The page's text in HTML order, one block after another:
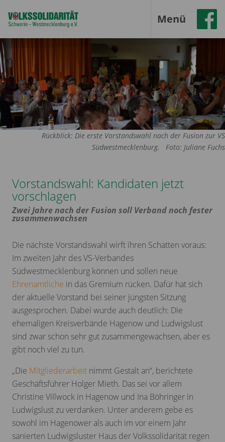
Menü
Rückblick: Die erste Vorstandswahl nach der Fusion zur VS
Südwestmecklenburg.
Foto: Juliane Fuchs
Vorstandswahl: Kandidaten jetzt
vorschlagen
Zwei Jahre nach der Fusion soll Verband noch fester
zusammenwachsen
Die nächste Vorstandswahl wirft ihren Schatten voraus:
Im zweiten Jahr des VS-Verbandes
Südwestmecklenburg können und sollen neue
Ehrenamtliche in das Gremium rücken. Dafür hat sich
der aktuelle Vorstand bei seiner jüngsten Sitzung
ausgesprochen. Dabei wurde auch deutlich: Die
ehemaligen Kreisverbände Hagenow und Ludwigslust
sind zwar schon sehr gut zusammengewachsen, aber es
gibt noch viel zu tun.
„Die Mitgliederarbeit nimmt Gestalt an“, berichtete
Geschäftsführer Holger Mieth. Das sei vor allem
Christine Villwock in Hagenow und Ina Böhringer in
Ludwigslust zu verdanken. Unter anderem gebe es
sowohl im Hagenower als auch im vor einem Jahr
sanierten Ludwigsluster Haus der Volkssolidarität regen